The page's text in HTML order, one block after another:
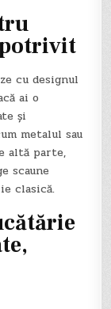
cu designul
ai o
și
metalul sau
altă parte,
scaune
clasică.